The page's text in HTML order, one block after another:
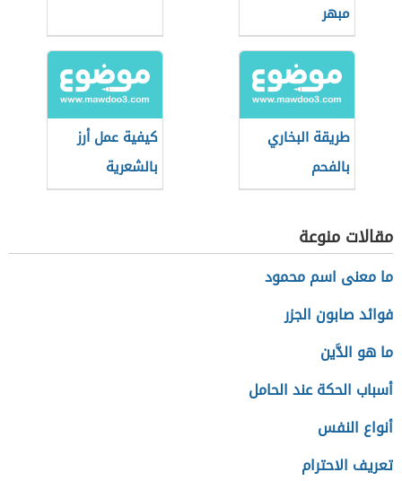
مبهر
طريقة البخاري
بالفحم
كيفية عمل أرز
بالشعرية
مقالات منوعة
ما معنى اسم محمود
فوائد صابون الجزر
ما هو الدَّين
أسباب الحكة عند الحامل
أنواع النفس
تعريف الاحترام